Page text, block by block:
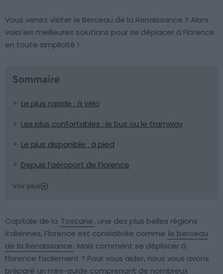
Vous venez visiter le Berceau de la Renaissance ? Alors
voici les meilleures solutions pour se déplacer à Florence
en toute simplicité !
Sommaire
Le plus rapide : à vélo
Les plus confortables : le bus ou le tramway
Le plus disponible : à pied
Depuis l’aéroport de Florence
Voir plus
Capitale de la Toscane, une des plus belles régions
italiennes, Florence est considérée comme le berceau
de la Renaissance. Mais comment se déplacer à
Florence facilement ? Pour vous aider, nous vous avons
préparé un mini-guide comprenant de nombreux